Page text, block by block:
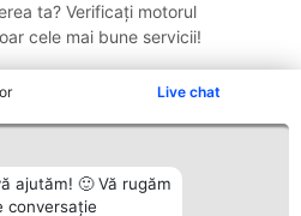
Live chat
ajutăm! 🙂 Vă rugăm
conversație
ta? Verificați motorul
cele mai bune servicii!